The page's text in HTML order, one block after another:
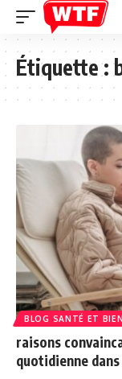
Étiquette :
BLOG SANTÉ ET
raisons
quotidienne